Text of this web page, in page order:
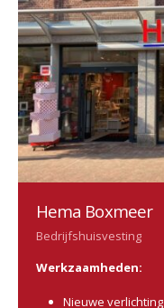
Hema Boxmeer
Bedrijfshuisvesting
Werkzaamheden:
Nieuwe verlichting